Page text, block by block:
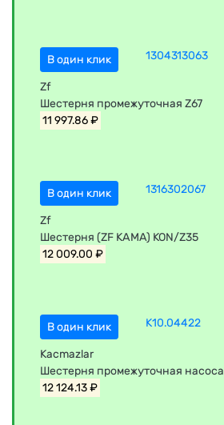
В один клик 1304313063
Zf
Шестерня промежуточная Z67
11 997.86 ₽
В один клик 1316302067
Zf
Шестерня (ZF КАМА) KON/Z35
12 009.00 ₽
В один клик K10.04422
Kacmazlar
Шестерня промежуточная насоса
12 124.13 ₽